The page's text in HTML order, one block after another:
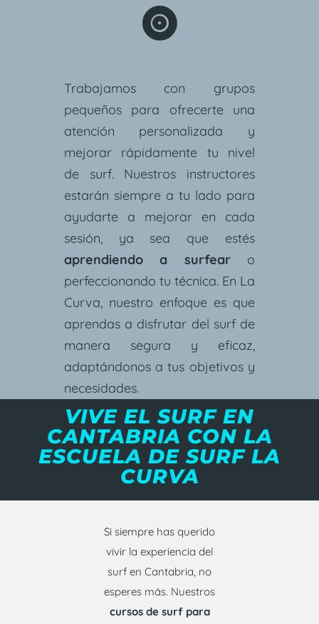

Trabajamos con grupos
pequeños para ofrecerte una
atención personalizada y
mejorar rápidamente tu nivel
de surf. Nuestros instructores
estarán siempre a tu lado para
ayudarte a mejorar en cada
sesión, ya sea que estés
aprendiendo a surfearo
perfeccionando tu técnica. En La
Curva, nuestro enfoque es que
aprendas a disfrutar del surf de
manera segura y eficaz,
adaptándonos a tus objetivos y
necesidades.
VIVE EL SURF EN
CANTABRIA CON LA
ESCUELA DE SURF LA
CURVA
Si siempre has querido
vivir la experiencia del
surf en Cantabria, no
esperes más. Nuestros
cursos de surf para